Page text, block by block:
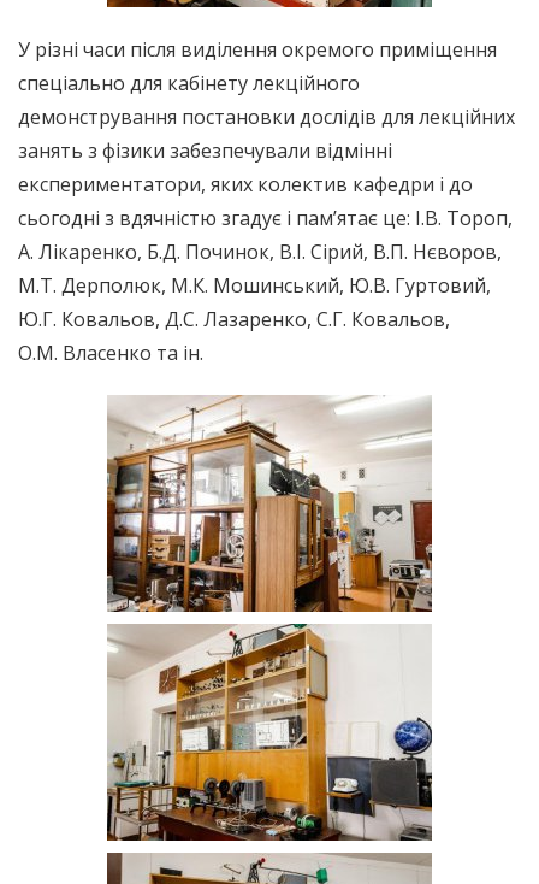
У різні часи після виділення окремого приміщення
спеціально для кабінету лекційного
демонстрування постановки дослідів для лекційних
занять з фізики забезпечували відмінні
експериментатори, яких колектив кафедри і до
сьогодні з вдячністю згадує і пам’ятає це: І.В. Тороп,
А. Лікаренко, Б.Д. Починок, В.І. Сірий, В.П. Нєворов,
М.Т. Дерполюк, М.К. Мошинський, Ю.В. Гуртовий,
Ю.Г. Ковальов, Д.С. Лазаренко, С.Г. Ковальов,
О.М. Власенко та ін.